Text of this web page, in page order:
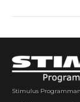
Stimulus